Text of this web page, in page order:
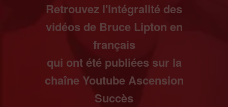
Retrouvez l'intégralité des
vidéos de Bruce Lipton en
français
qui ont été publiées sur la
chaîne Youtube Ascension
Succès